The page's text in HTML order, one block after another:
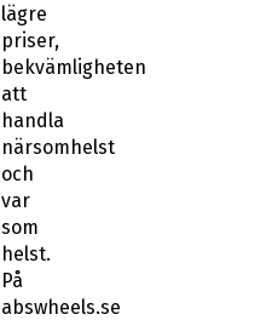
lägre
priser,
bekvämligheten
att
handla
närsomhelst
och
var
som
helst.
På
abswheels.se